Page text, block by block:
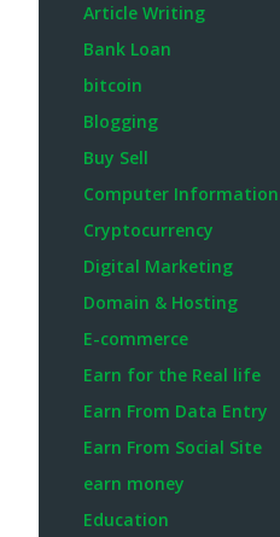
Article Writing
Bank Loan
bitcoin
Blogging
Buy Sell
Computer Information
Cryptocurrency
Digital Marketing
Domain & Hosting
E-commerce
Earn for the Real life
Earn From Data Entry
Earn From Social Site
earn money
Education